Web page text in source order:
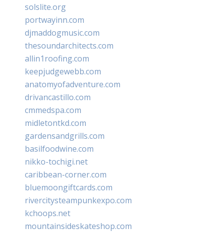
solslite.org
portwayinn.com
djmaddogmusic.com
thesoundarchitects.com
allin1roofing.com
keepjudgewebb.com
anatomyofadventure.com
drivancastillo.com
cmmedspa.com
midletontkd.com
gardensandgrills.com
basilfoodwine.com
nikko-tochigi.net
caribbean-corner.com
bluemoongiftcards.com
rivercitysteampunkexpo.com
kchoops.net
mountainsideskateshop.com